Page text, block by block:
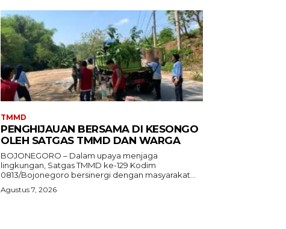
TMMD
PENGHIJAUAN BERSAMA DI KESONGO
OLEH SATGAS TMMD DAN WARGA
BOJONEGORO – Dalam upaya menjaga
lingkungan, Satgas TMMD ke-129 Kodim
0813/Bojonegoro bersinergi dengan masyarakat...
Agustus 7, 2026